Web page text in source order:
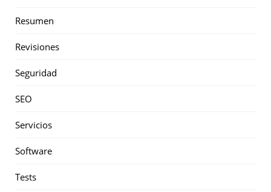
Resumen
Revisiones
Seguridad
SEO
Servicios
Software
Tests